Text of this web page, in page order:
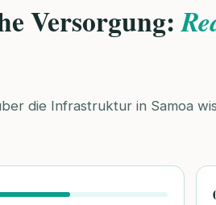
Versorgung:
die Infrastruktur in Samoa